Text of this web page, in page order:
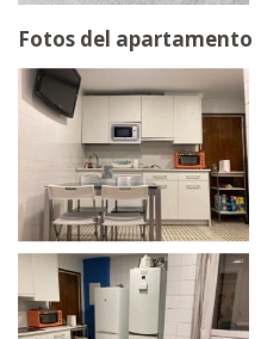
Fotos del apartamento